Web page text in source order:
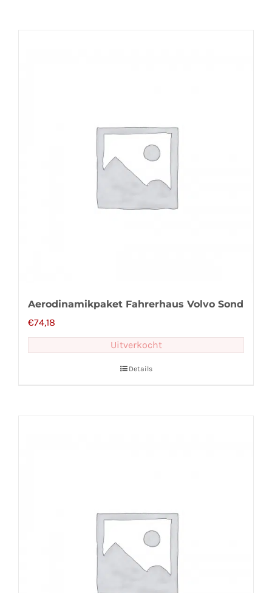
Aerodinamikpaket Fahrerhaus Volvo Sond
€74,18
Uitverkocht
Details